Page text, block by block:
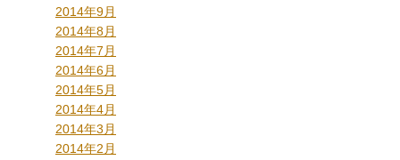
2014年9月
2014年8月
2014年7月
2014年6月
2014年5月
2014年4月
2014年3月
2014年2月